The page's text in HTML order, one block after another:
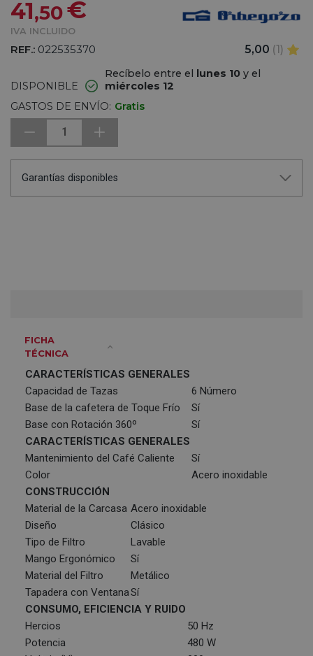
41,50€
IVA INCLUIDO
REF.: 022535370 5,00 (1)
DISPONIBLE
Recíbelo entre el lunes 10 y el
miércoles 12
GASTOS DE ENVÍO: Gratis
1
Garantías disponibles
FICHA
TÉCNICA
CARACTERÍSTICAS GENERALES
Capacidad de Tazas
6 Número
Base de la cafetera de Toque Frío
Sí
Base con Rotación 360º
Sí
CARACTERÍSTICAS GENERALES
Mantenimiento del Café Caliente
Sí
Color
Acero inoxidable
CONSTRUCCIÓN
Material de la Carcasa Acero inoxidable
Diseño
Clásico
Tipo de Filtro
Lavable
Mango Ergonómico
Sí
Material del Filtro
Metálico
Tapadera con VentanaSí
CONSUMO, EFICIENCIA Y RUIDO
Hercios
50 Hz
Potencia
480 W